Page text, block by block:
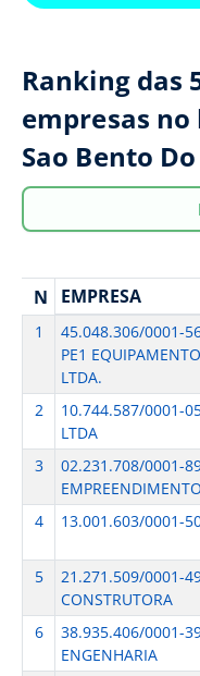
Ranking das
empresas
Sao Bento
N EMPRESA
1
45.048.306/0001-
PE1
LTDA.
2
10.744.587/0001-
LTDA
3
02.231.708/0001-
4
13.001.603/0001-
5
21.271.509/0001-
CONSTRUTORA
6
38.935.406/0001-
ENGENHARIA